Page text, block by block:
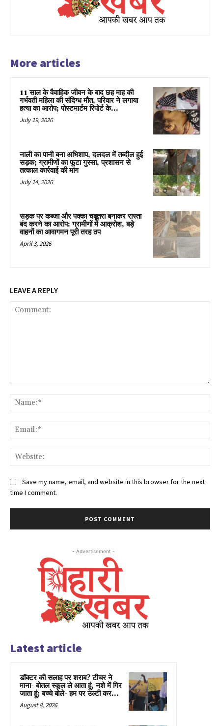
More articles
11 साल के वैवाहिक जीवन के बाद छह माह की
गर्भवती महिला की संदिग्ध मौत, परिवार ने लगाया
हत्या का आरोप; पोस्टमार्टम रिपोर्ट के...
July 19, 2026
नाली का पानी बना अभिशाप, दलदल में तब्दील हुई
सड़क; ग्रामीणों का फूटा गुस्सा, प्रशासन से
तत्काल कार्रवाई की मांग
July 14, 2026
सड़क पर कब्जा और पक्का चबूतरा बनाकर रास्ता
बंद करने का आरोप: ग्रामीणों में आक्रोश, बड़े
वाहनों का आवागमन पूरी तरह ठप
April 3, 2026
LEAVE A REPLY
Save my name, email, and website in this browser for the next
time I comment.
- Advertisement -
Latest article
डॉक्टर की सलाह पर शराब? टीचर ने
माना- बोतल स्कूल ले आता हूं, नशे में गिर
जाता हूं; बच्चे बोले- हम पर उल्टी कर...
August 8, 2026